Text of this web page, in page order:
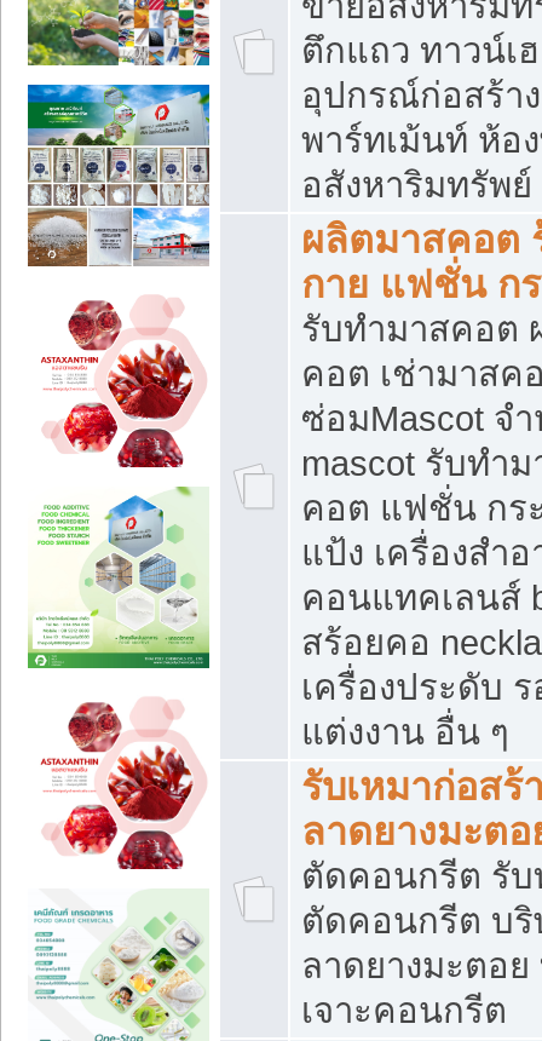
ตึกแถว ทาวน์เ
อุปกรณ์ก่อสร้า
พาร์ทเม้นท์ ห้อ
อสังหาริมทรัพ
ผลิตมาสคอต
กาย แฟชั่น กร
รับทำมาสคอต
คอต เช่ามาสค
ซ่อมMascot จ
mascot รับทำ
คอต แฟชั่น กระ
แป้ง เครื่องสำ
คอนแทคเลนส์
สร้อยคอ
เครื่องประดับ ร
แต่งงาน อื่น ๆ
รับเหมาก่อส
ลาดยางมะต
ตัดคอนกรีต รับ
ตัดคอนกรีต บริ
ลาดยางมะตอ
เจาะคอนกรีต